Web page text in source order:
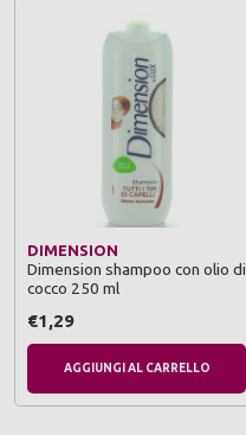
DIMENSION
Dimension shampoo con olio di
cocco 250 ml
€1,29
AGGIUNGI AL CARRELLO